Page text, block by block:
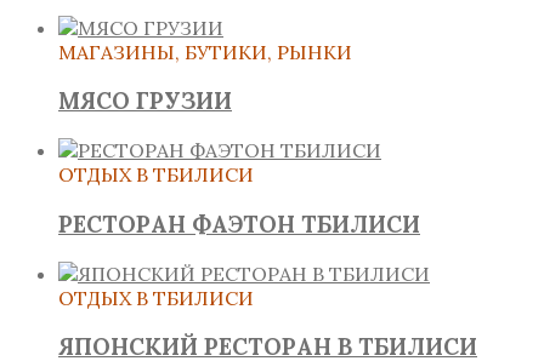
МАГАЗИНЫ, БУТИКИ, РЫНКИ
МЯСО ГРУЗИИ
ОТДЫХ В ТБИЛИСИ
РЕСТОРАН ФАЭТОН ТБИЛИСИ
ОТДЫХ В ТБИЛИСИ
ЯПОНСКИЙ РЕСТОРАН В ТБИЛИСИ